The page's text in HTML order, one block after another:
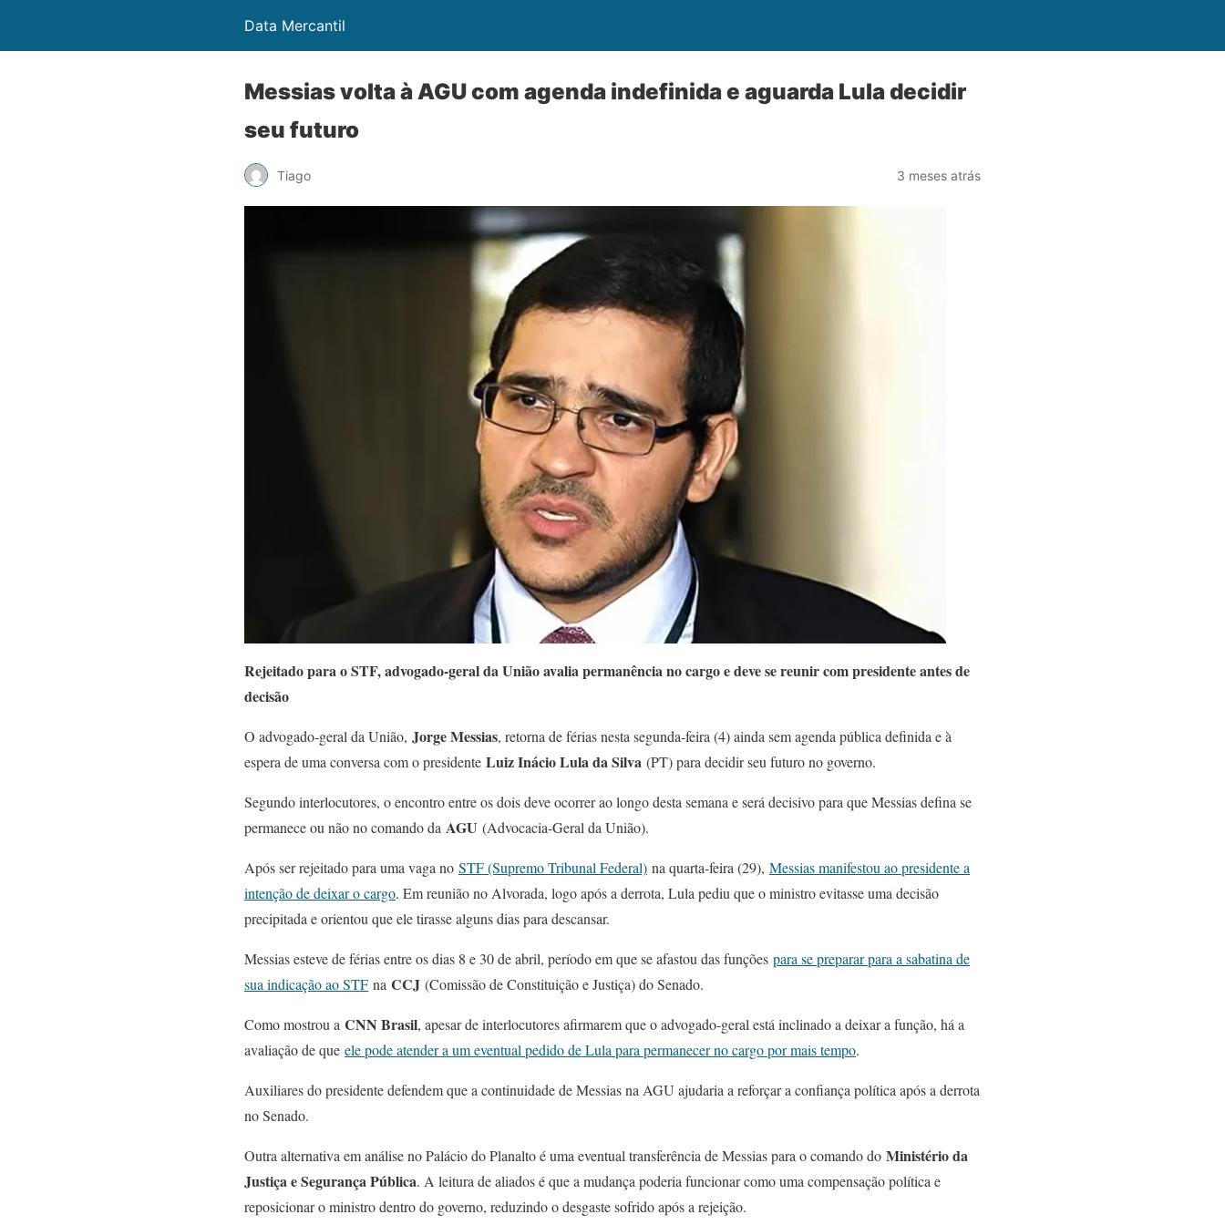
Data Mercantil
Messias volta à AGU com agenda indefinida e aguarda Lula decidir
seu futuro
Tiago 3 meses atrás
Rejeitado para o STF, advogado-geral da União avalia permanência no cargo e deve se reunir com presidente antes de
decisão
O advogado-geral da União, Jorge Messias, retorna de férias nesta segunda-feira (4) ainda sem agenda pública definida e à
espera de uma conversa com o presidente Luiz Inácio Lula da Silva (PT) para decidir seu futuro no governo.
Segundo interlocutores, o encontro entre os dois deve ocorrer ao longo desta semana e será decisivo para que Messias defina se
permanece ou não no comando da AGU (Advocacia-Geral da União).
Após ser rejeitado para uma vaga no STF (Supremo Tribunal Federal) na quarta-feira (29), Messias manifestou ao presidente a
intenção de deixar o cargo. Em reunião no Alvorada, logo após a derrota, Lula pediu que o ministro evitasse uma decisão
precipitada e orientou que ele tirasse alguns dias para descansar.
Messias esteve de férias entre os dias 8 e 30 de abril, período em que se afastou das funções para se preparar para a sabatina de
sua indicação ao STF na CCJ (Comissão de Constituição e Justiça) do Senado.
Como mostrou a CNN Brasil, apesar de interlocutores afirmarem que o advogado-geral está inclinado a deixar a função, há a
avaliação de que ele pode atender a um eventual pedido de Lula para permanecer no cargo por mais tempo.
Auxiliares do presidente defendem que a continuidade de Messias na AGU ajudaria a reforçar a confiança política após a derrota
no Senado.
Outra alternativa em análise no Palácio do Planalto é uma eventual transferência de Messias para o comando do Ministério da
Justiça e Segurança Pública. A leitura de aliados é que a mudança poderia funcionar como uma compensação política e
reposicionar o ministro dentro do governo, reduzindo o desgaste sofrido após a rejeição.